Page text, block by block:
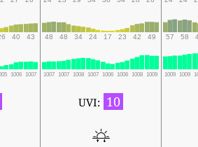
40 43 48 48 34 24 17 23 42 49 57 58
1006 1007 1007 1007 1008 1007 1006 1006 1008 1009 1009 1009
UVI: 10